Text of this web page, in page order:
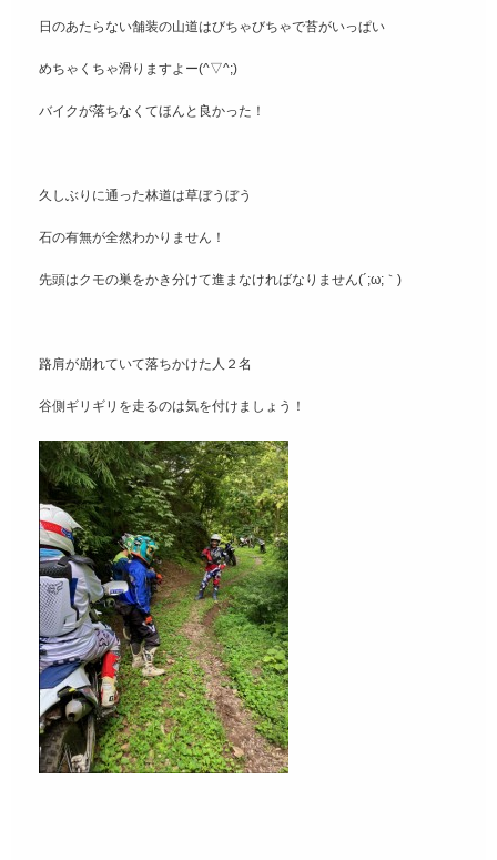
日のあたらない舗装の山道はびちゃびちゃで苔がいっぱい
めちゃくちゃ滑りますよー(^▽^;)
バイクが落ちなくてほんと良かった！
久しぶりに通った林道は草ぼうぼう
石の有無が全然わかりません！
先頭はクモの巣をかき分けて進まなければなりません(´;ω;｀)
路肩が崩れていて落ちかけた人２名
谷側ギリギリを走るのは気を付けましょう！